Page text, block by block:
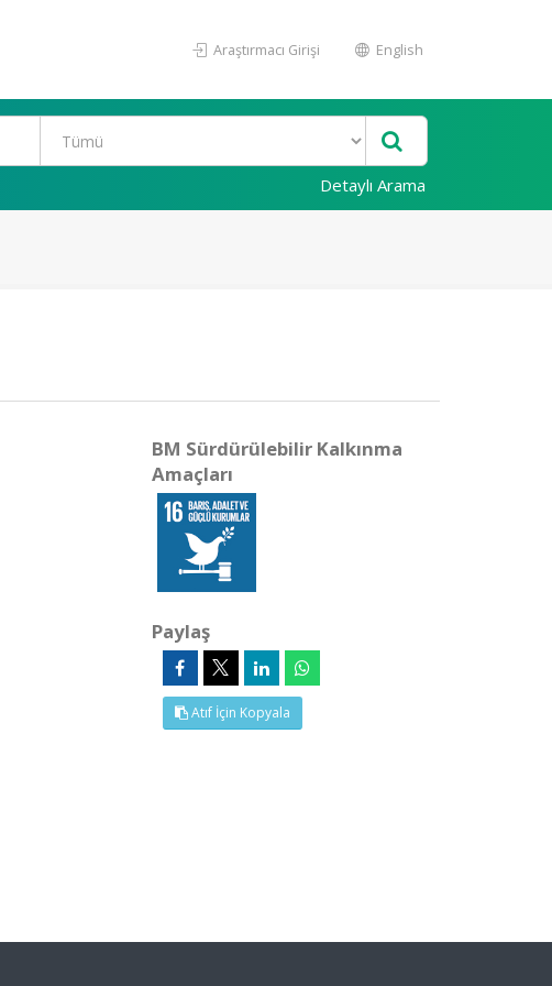
Araştırmacı Girişi English
Detaylı Arama
BM Sürdürülebilir Kalkınma
Amaçları
Paylaş
Atıf İçin Kopyala